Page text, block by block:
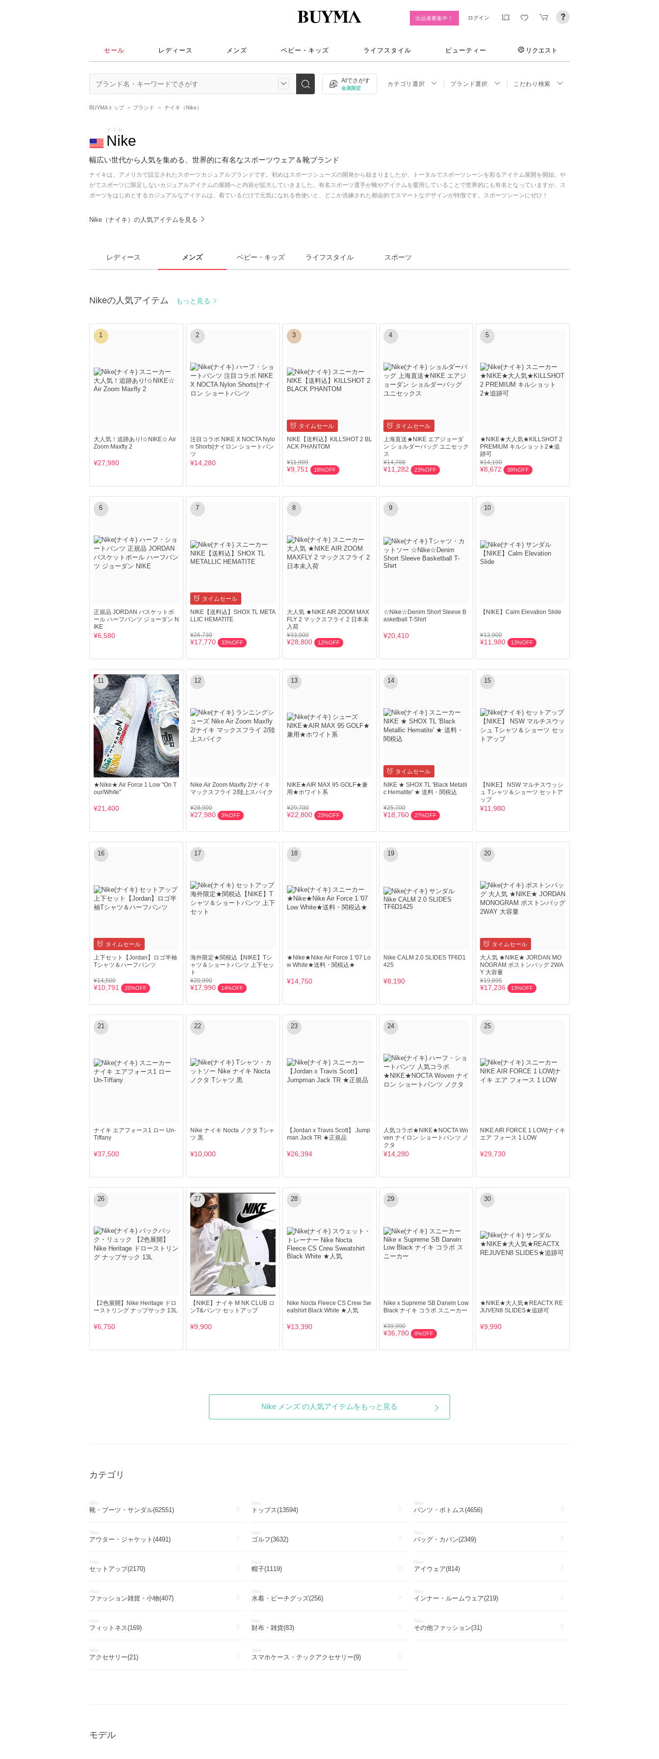
出品者募集中！ ログイン
セール レディース メンズ ベビー・キッズ ライフスタイル ビューティー リクエスト
AIでさがす
会員限定
カテゴリ選択 ブランド選択 こだわり検索
BUYMAトップ ブランド ナイキ（Nike）
ナイキ
Nike
幅広い世代から人気を集める、世界的に有名なスポーツウェア＆靴ブランド
ナイキは、アメリカで設立されたスポーツカジュアルブランドです。初めはスポーツシューズの開発から始まりましたが、トータルでスポーツシーンを彩るアイテム展開を開始。や
がてスポーツに限定しないカジュアルアイテムの展開へと内容が拡大していきました。有名スポーツ選手が靴やアイテムを愛用していることで世界的にも有名となっていますが、ス
ポーツをはじめとするカジュアルなアイテムは、着ているだけで元気になれる色使いと、どこか洗練された都会的でスマートなデザインが特徴です。スポーツシーンにぜひ！
Nike（ナイキ）の人気アイテムを見る
レディース メンズ ベビー・キッズ ライフスタイル スポーツ
Nikeの人気アイテム もっと見る
1
大人気！追跡あり!☆NIKE☆ Air
Zoom Maxfly 2
¥27,980
2
注目コラボ NIKE X NOCTA Nylo
n Shorts|ナイロン ショートパン
ツ
¥14,280
3
タイムセール
NIKE【送料込】KILLSHOT 2 BL
ACK PHANTOM
¥11,999
¥9,751 18%OFF
4
タイムセール
上海直送★NIKE エアジョーダ
ン ショルダーバッグ ユニセック
ス
¥14,788
¥11,282 23%OFF
5
★NIKE★大人気★KILLSHOT 2
PREMIUM キルショット2★追
跡可
¥14,190
¥8,672 38%OFF
6
正規品 JORDAN バスケットボ
ール ハーフパンツ ジョーダン N
IKE
¥6,580
7
タイムセール
NIKE【送料込】SHOX TL META
LLIC HEMATITE
¥26,730
¥17,770 33%OFF
8
大人気 ★NIKE AIR ZOOM MAX
FLY 2 マックスフライ 2 日本未
入荷
¥33,000
¥28,800 12%OFF
9
☆Nike☆Denim Short Sleeve B
asketball T-Shirt
¥20,410
10
【NIKE】Calm Elevation Slide
¥13,900
¥11,980 13%OFF
11
★Nike★ Air Force 1 Low "On T
our/White"
¥21,400
12
Nike Air Zoom Maxfly 2/ナイキ
マックスフライ 2/陸上スパイク
¥28,900
¥27,980 3%OFF
13
NIKE★AIR MAX 95 GOLF★兼
用★ホワイト系
¥29,700
¥22,800 23%OFF
14
タイムセール
NIKE ★ SHOX TL 'Black Metalli
c Hematite' ★ 送料・関税込
¥25,700
¥18,760 27%OFF
15
【NIKE】 NSW マルチスウッシ
ュ Tシャツ＆ショーツ セットア
ップ
¥11,980
16
タイムセール
上下セット【Jordan】ロゴ半袖
Tシャツ＆ハーフパンツ
¥14,500
¥10,791 25%OFF
17
海外限定★関税込【NIKE】Tシ
ャツ＆ショートパンツ 上下セッ
ト
¥20,990
¥17,990 14%OFF
18
★Nike★Nike Air Force 1 '07 Lo
w White★送料・関税込★
¥14,750
19
Nike CALM 2.0 SLIDES TF6D1
425
¥8,190
20
タイムセール
大人気 ★NIKE★ JORDAN MO
NOGRAM ボストンバッグ 2WA
Y 大容量
¥19,895
¥17,236 13%OFF
21
ナイキ エアフォース1 ロー Un-
Tiffany
¥37,500
22
Nike ナイキ Nocta ノクタ Tシャ
ツ 黒
¥10,000
23
【Jordan x Travis Scott】 Jump
man Jack TR ★正規品
¥26,394
24
人気コラボ★NIKE★NOCTA Wo
ven ナイロン ショートパンツ ノ
クタ
¥14,280
25
NIKE AIR FORCE 1 LOW|ナイキ
エア フォース 1 LOW
¥29,730
26
【2色展開】Nike Heritage ドロ
ーストリング ナップサック 13L
¥6,750
27
【NIKE】ナイキ M NK CLUB ロ
ンT&パンツ セットアップ
¥9,900
28
Nike Nocta Fleece CS Crew Sw
eatshirt Black White ★人気
¥13,390
29
Nike x Supreme SB Darwin Low
Black ナイキ コラボ スニーカー
¥39,990
¥36,780 8%OFF
30
★NIKE★大人気★REACTX RE
JUVEN8 SLIDES★追跡可
¥9,990
Nike メンズ の人気アイテムをもっと見る
カテゴリ
Nike
靴・ブーツ・サンダル(62551)
Nike
トップス(13594)
Nike
パンツ・ボトムス(4656)
Nike
アウター・ジャケット(4491)
Nike
ゴルフ(3632)
Nike
バッグ・カバン(2349)
Nike
セットアップ(2170)
Nike
帽子(1119)
Nike
アイウェア(814)
Nike
ファッション雑貨・小物(407)
Nike
水着・ビーチグッズ(256)
Nike
インナー・ルームウェア(219)
Nike
フィットネス(169)
Nike
財布・雑貨(83)
Nike
その他ファッション(31)
Nike
アクセサリー(21)
Nike
スマホケース・テックアクセサリー(9)
モデル